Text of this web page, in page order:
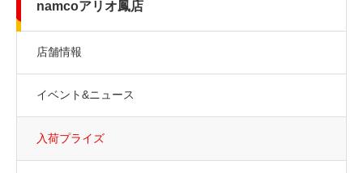
namcoアリオ鳳店
店舗情報
イベント&ニュース
入荷プライズ